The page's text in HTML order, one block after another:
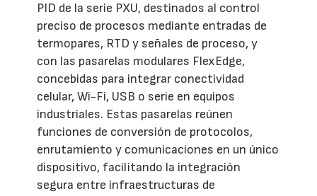
PID de la serie PXU, destinados al control
preciso de procesos mediante entradas de
termopares, RTD y señales de proceso, y
con las pasarelas modulares FlexEdge,
concebidas para integrar conectividad
celular, Wi-Fi, USB o serie en equipos
industriales. Estas pasarelas reúnen
funciones de conversión de protocolos,
enrutamiento y comunicaciones en un único
dispositivo, facilitando la integración
segura entre infraestructuras de